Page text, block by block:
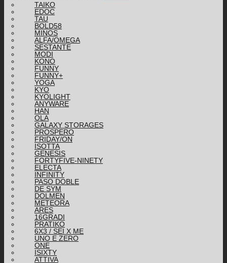
TAIKO
EDOC
TAU
BOLD58
MINOS
ALFA/OMEGA
SESTANTE
MODI
KONO
FUNNY
FUNNY+
YOGA
KYO
KYOLIGHT
ANYWARE
HAN
OLA
GALAXY STORAGES
PROSPERO
FRIDAY/ON
ISOTTA
GENESIS
FORTYFIVE-NINETY
ELECTA
INFINITY
PASO DOBLE
DE SYM
DOLMEN
METEORA
ARES
16GRADI
PRATIKO
6X3 / SEI X ME
UNO E ZERO
ONE
ISIXTY
ATTIVA